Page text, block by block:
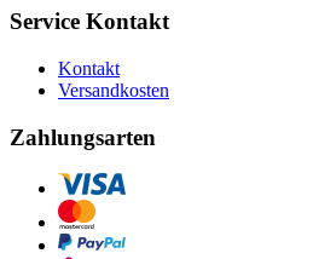
Service Kontakt
Kontakt
Versandkosten
Zahlungsarten